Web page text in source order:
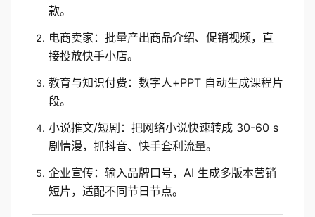
款。
电商卖家：批量产出商品介绍、促销视频，直
接投放快手小店。
教育与知识付费：数字人+PPT 自动生成课程片
段。
小说推文/短剧：把网络小说快速转成 30-60 s
剧情漫，抓抖音、快手套利流量。
企业宣传：输入品牌口号，AI 生成多版本营销
短片，适配不同节日节点。